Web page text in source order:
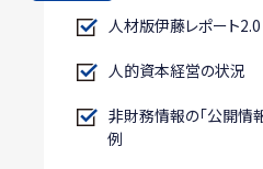
人材版伊藤レポート2.0
人的資本経営の状況
非財務情報の「公開情
例